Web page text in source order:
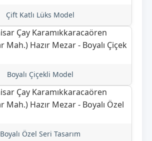
Çift Katlı Lüks Model
Boyalı Çiçekli Model
Boyalı Özel Seri Tasarım